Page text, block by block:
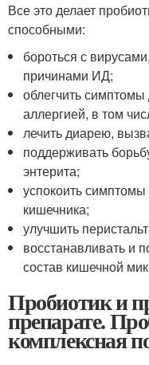
Все это делает
способными:
бороться с
причинами ИД;
облегчить
аллергией, в том
лечить диарею,
поддерживать
энтерита;
успокоить
кишечника;
улучшить
восстанавливать и
состав кишечной
Пробиотик и
препарате.
комплексная